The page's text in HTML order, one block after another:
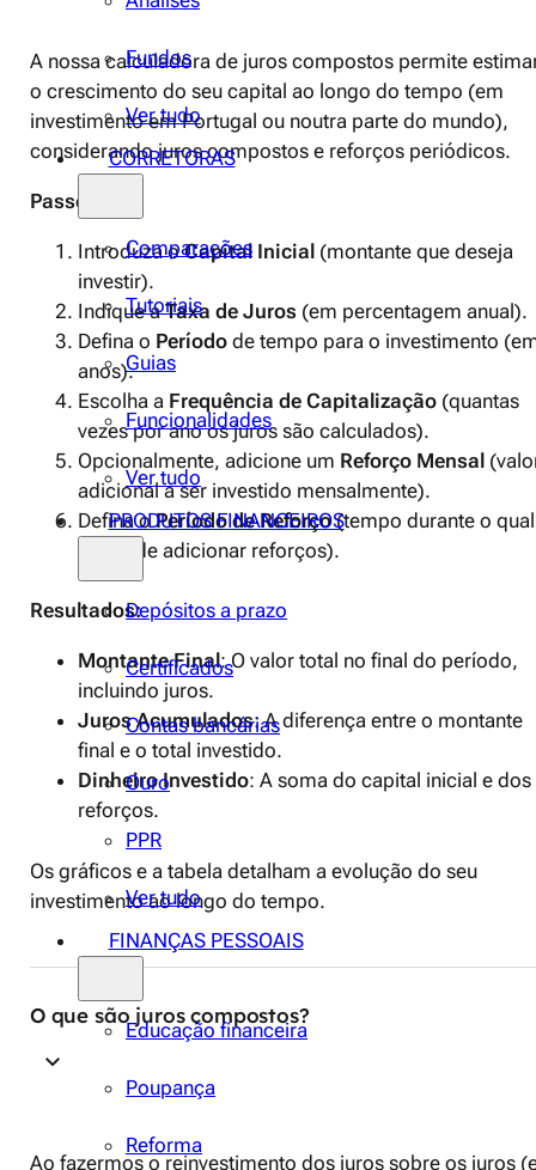
Fundos
Ver tudo
CORRETORAS
Comparações
Tutoriais
Guias
Funcionalidades
Ver tudo
PRODUTOS FINANCEIROS
Depósitos a prazo
Certificados
Contas bancárias
Ouro
PPR
Ver tudo
FINANÇAS PESSOAIS
Educação financeira
Poupança
Reforma
A nossa calculadora de juros compostos permite
o crescimento do seu capital ao longo do tempo (em
investimento em Portugal ou noutra parte do mundo),
considerando juros compostos e reforços periódicos.
Passos:
Introduza oCapital Inicial (montante que deseja
investir).
Indique aTaxa de Juros (em percentagem anual).
Defina o Período de tempo para o investimento
anos).
Escolha a Frequência de Capitalização (quantas
vezes por ano os juros são calculados).
Opcionalmente, adicione um Reforço Mensal
adicional a ser investido mensalmente).
Defina oPeríodo de Reforço(tempo durante o qual
pretende adicionar reforços).
Resultados:
Montante Final: O valor total no final do período,
incluindo juros.
Juros Acumulados: A diferença entre o montante
final e o total investido.
Dinheiro Investido: A soma do capital inicial e dos
reforços.
Os gráficos e a tabela detalham a evolução do seu
investimento ao longo do tempo.
O que são juros compostos?
Ao fazermos o reinvestimento dos juros sobre os juros